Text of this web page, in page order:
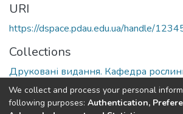
URI
https://dspace.pdau.edu.ua/handle/
Collections
Друковані видання. Кафедра
Full item page
We collect and process your personal
following purposes: Authentication,